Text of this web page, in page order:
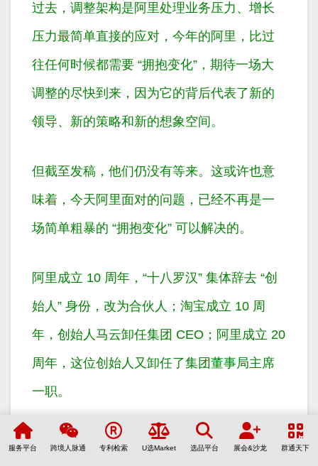
过去，调整架构是阿里处理业务压力、增长
压力最简单直接的应对，今年的阿里，比过
往任何时候都需要 “拥抱变化”，期待一场大
调整的尽快到来，因为它的背后代表了新的
领导、新的策略和新的想象空间。
但截至发稿，他们仍没有等来。这或许也意
味着，今天阿里面对的问题，已经不再是一
场简单粗暴的 “拥抱变化” 可以解决的。
阿里成立 10 周年，“十八罗汉” 集体辞去 “创
始人” 身份，改为合伙人；淘宝成立 10 周
年，创始人马云卸任集团 CEO；阿里成立 20
周年，这位创始人又卸任了集团董事局主席
一职。
明年的 5 月 10 日是淘宝成立 20 周年整，有
服务平台 跨境人脉通 专利检索 U选Market 选品平台 展会&沙龙 群通天下